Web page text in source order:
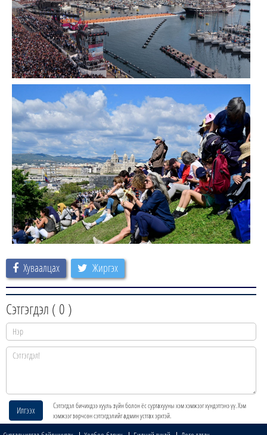
Хуваалцах Жиргэх
Сэтгэгдэл ( 0 )
Илгээх
Сэтгэгдэл бичихдээ хууль зүйн болон ёс суртахууны хэм хэмжээг хүндэтгэнэ үү. Хэм
хэмжээг зөрчсөн сэтгэгдэлийг админ устгах эрхтэй.